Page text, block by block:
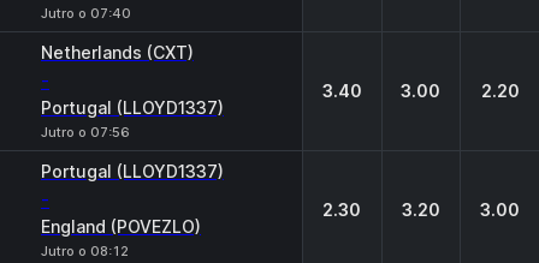
Jutro o 07:40
Netherlands (CXT)
-
Portugal (LLOYD1337)
Jutro o 07:56
3.40 3.00 2.20
Portugal (LLOYD1337)
-
England (POVEZLO)
Jutro o 08:12
2.30 3.20 3.00